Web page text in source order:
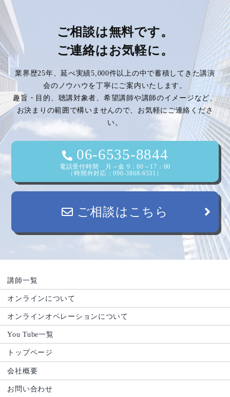
ナ
ビ
ゲ
ー
シ
ョ
ン
ご相談は無料です。
ご連絡はお気軽に。
業界歴25年、延べ実績5,000件以上の中で蓄積してきた講演
会のノウハウを丁寧にご案内いたします。
趣旨・目的、聴講対象者、希望講師や講師のイメージなど、
お決まりの範囲で構いませんので、お気軽にご連絡くださ
い。
06-6535-8844
電話受付時間 月～金 9：00～17：00
（時間外対応：090-3868-6531）
ご相談はこちら
講師一覧
オンラインについて
オンラインオペレーションについて
You Tube一覧
トップページ
会社概要
お問い合わせ